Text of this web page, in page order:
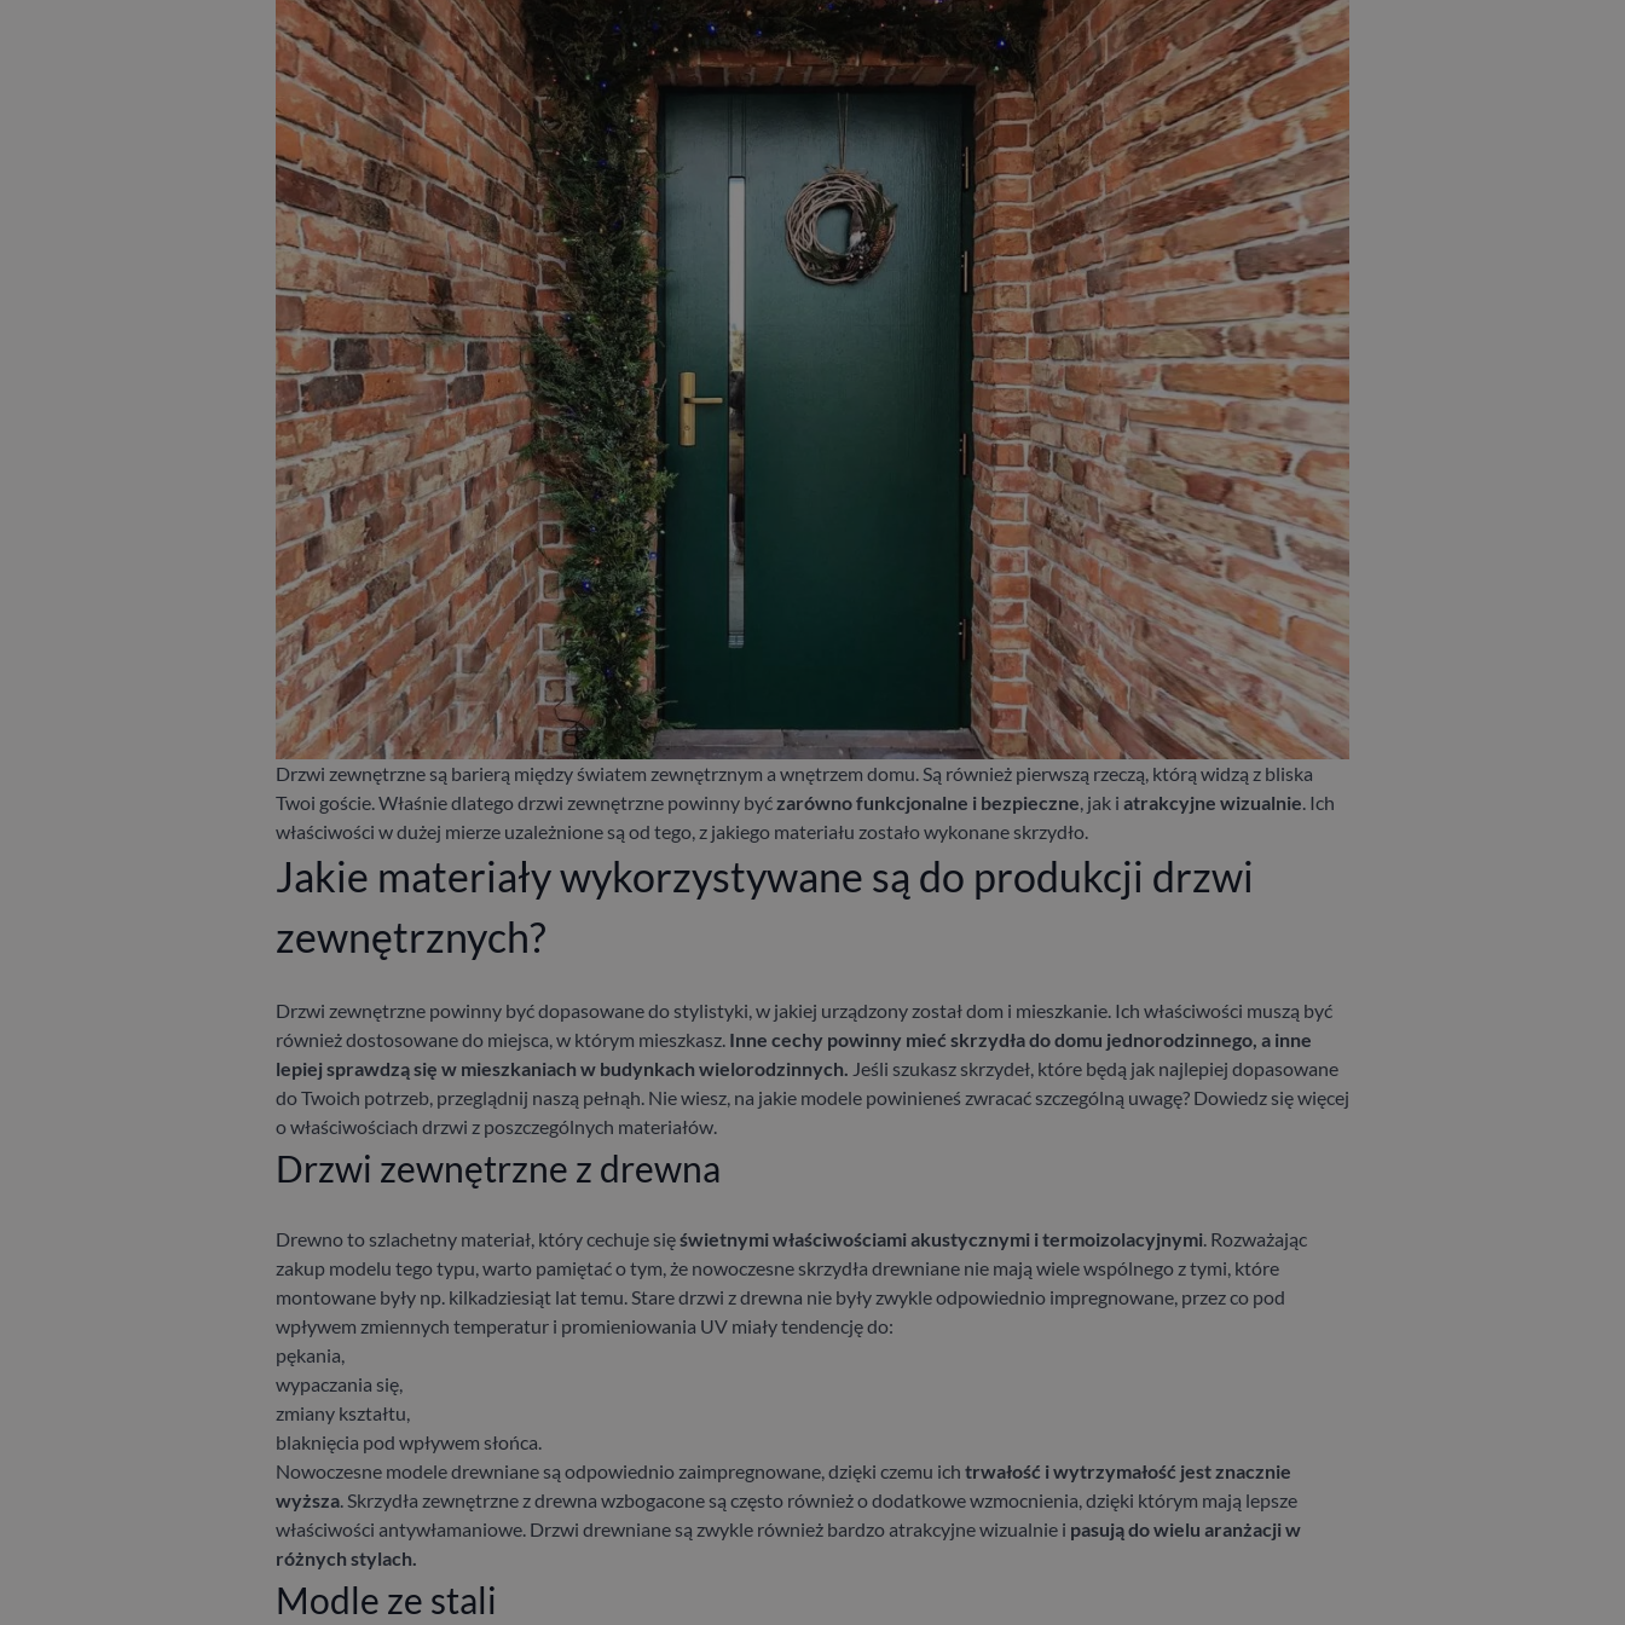
Drzwi zewnętrzne są barierą między światem zewnętrznym a wnętrzem domu. Są również pierwszą rzeczą, którą widzą z bliska
Twoi goście. Właśnie dlatego drzwi zewnętrzne powinny byćzarówno funkcjonalne i bezpieczne, jak i atrakcyjne wizualnie. Ich
właściwości w dużej mierze uzależnione są od tego, z jakiego materiału zostało wykonane skrzydło.
Jakie materiały wykorzystywane są do produkcji drzwi
zewnętrznych?
Drzwi zewnętrzne powinny być dopasowane do stylistyki, w jakiej urządzony został dom i mieszkanie. Ich właściwości muszą być
również dostosowane do miejsca, w którym mieszkasz. Inne cechy powinny mieć skrzydła do domu jednorodzinnego, a inne
lepiej sprawdzą się w mieszkaniach w budynkach wielorodzinnych. Jeśli szukasz skrzydeł, które będą jak najlepiej dopasowane
do Twoich potrzeb, przeglądnij naszą pełnąh. Nie wiesz, na jakie modele powinieneś zwracać szczególną uwagę? Dowiedz się więcej
o właściwościach drzwi z poszczególnych materiałów.
Drzwi zewnętrzne z drewna
Drewno to szlachetny materiał, który cechuje sięświetnymi właściwościami akustycznymi i termoizolacyjnymi. Rozważając
zakup modelu tego typu, warto pamiętać o tym, że nowoczesne skrzydła drewniane nie mają wiele wspólnego z tymi, które
montowane były np. kilkadziesiąt lat temu. Stare drzwi z drewna nie były zwykle odpowiednio impregnowane, przez co pod
wpływem zmiennych temperatur i promieniowania UV miały tendencję do:
pękania,
wypaczania się,
zmiany kształtu,
blaknięcia pod wpływem słońca.
Nowoczesne modele drewniane są odpowiednio zaimpregnowane, dzięki czemu ich trwałość i wytrzymałość jest znacznie
wyższa. Skrzydła zewnętrzne z drewna wzbogacone są często również o dodatkowe wzmocnienia, dzięki którym mają lepsze
właściwości antywłamaniowe. Drzwi drewniane są zwykle również bardzo atrakcyjne wizualnie i pasują do wielu aranżacji w
różnych stylach.
Modle ze stali